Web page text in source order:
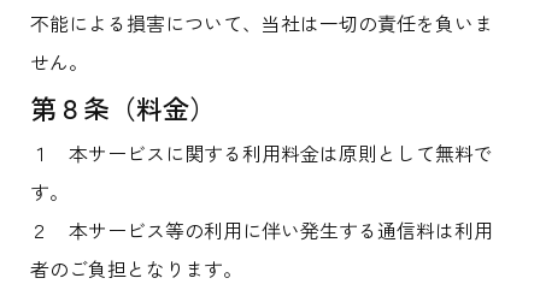
不能による損害について、当社は一切の責任を負いま
せん。
第８条（料金）
１ 本サービスに関する利用料金は原則として無料で
す。
２ 本サービス等の利用に伴い発生する通信料は利用
者のご負担となります。